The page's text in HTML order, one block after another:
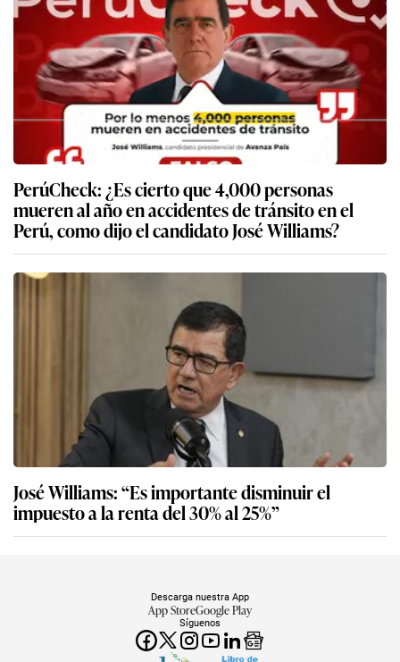
PerúCheck: ¿Es cierto que 4,000 personas
mueren al año en accidentes de tránsito en el
Perú, como dijo el candidato José Williams?
José Williams: “Es importante disminuir el
impuesto a la renta del 30% al 25%”
Síguenos
Descarga nuestra App
App StoreGoogle Play